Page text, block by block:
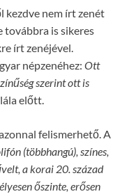
kezdve nem írt zenét
továbbra is sikeres
írt zenéjével.
népzenéhez: Ott
űség szerint ott is
előtt.
felismerhető. A
(többhangú), színes,
velt, a korai 20. század
őszinte, erősen